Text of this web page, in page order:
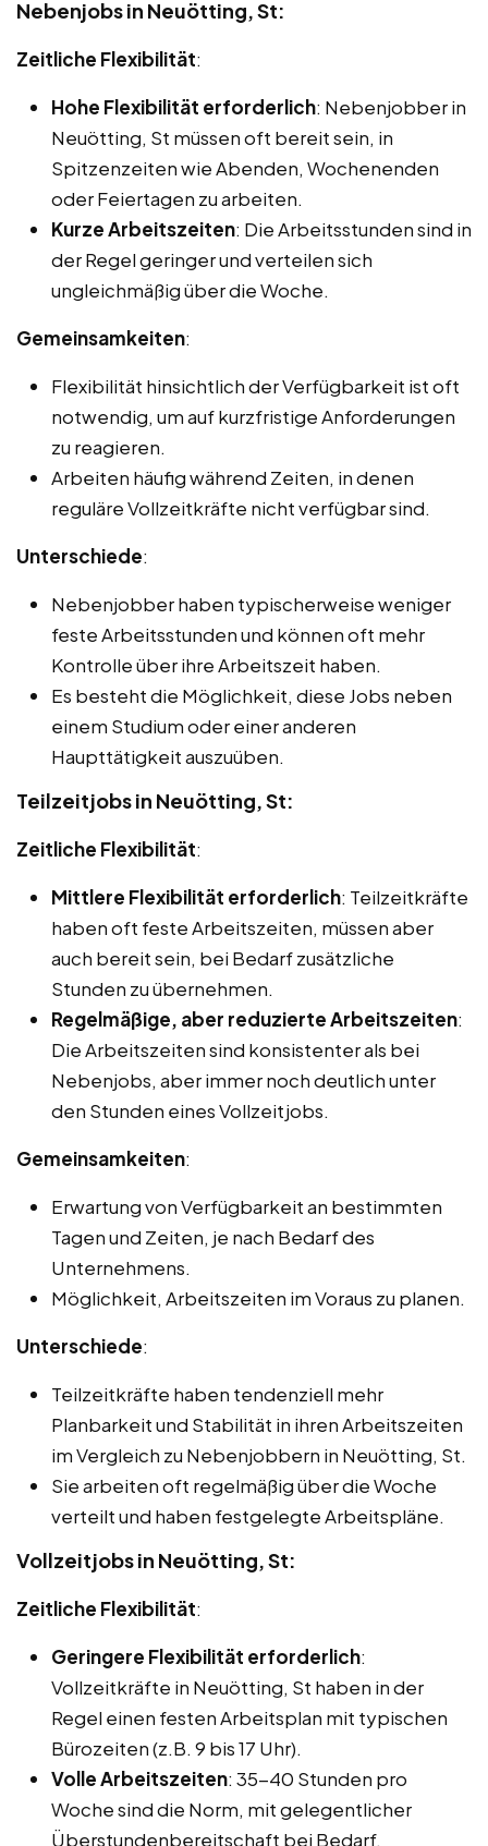
Nebenjobs in Neuötting, St:
Zeitliche Flexibilität:
Hohe Flexibilität erforderlich: Nebenjobber in
Neuötting, St müssen oft bereit sein, in
Spitzenzeiten wie Abenden, Wochenenden
oder Feiertagen zu arbeiten.
Kurze Arbeitszeiten: Die Arbeitsstunden sind in
der Regel geringer und verteilen sich
ungleichmäßig über die Woche.
Gemeinsamkeiten:
Flexibilität hinsichtlich der Verfügbarkeit ist oft
notwendig, um auf kurzfristige Anforderungen
zu reagieren.
Arbeiten häufig während Zeiten, in denen
reguläre Vollzeitkräfte nicht verfügbar sind.
Unterschiede:
Nebenjobber haben typischerweise weniger
feste Arbeitsstunden und können oft mehr
Kontrolle über ihre Arbeitszeit haben.
Es besteht die Möglichkeit, diese Jobs neben
einem Studium oder einer anderen
Haupttätigkeit auszuüben.
Teilzeitjobs in Neuötting, St:
Zeitliche Flexibilität:
Mittlere Flexibilität erforderlich: Teilzeitkräfte
haben oft feste Arbeitszeiten, müssen aber
auch bereit sein, bei Bedarf zusätzliche
Stunden zu übernehmen.
Regelmäßige, aber reduzierte Arbeitszeiten:
Die Arbeitszeiten sind konsistenter als bei
Nebenjobs, aber immer noch deutlich unter
den Stunden eines Vollzeitjobs.
Gemeinsamkeiten:
Erwartung von Verfügbarkeit an bestimmten
Tagen und Zeiten, je nach Bedarf des
Unternehmens.
Möglichkeit, Arbeitszeiten im Voraus zu planen.
Unterschiede:
Teilzeitkräfte haben tendenziell mehr
Planbarkeit und Stabilität in ihren Arbeitszeiten
im Vergleich zu Nebenjobbern in Neuötting, St.
Sie arbeiten oft regelmäßig über die Woche
verteilt und haben festgelegte Arbeitspläne.
Vollzeitjobs in Neuötting, St:
Zeitliche Flexibilität:
Geringere Flexibilität erforderlich:
Vollzeitkräfte in Neuötting, St haben in der
Regel einen festen Arbeitsplan mit typischen
Bürozeiten (z.B. 9 bis 17 Uhr).
Volle Arbeitszeiten: 35-40 Stunden pro
Woche sind die Norm, mit gelegentlicher
Überstundenbereitschaft bei Bedarf.